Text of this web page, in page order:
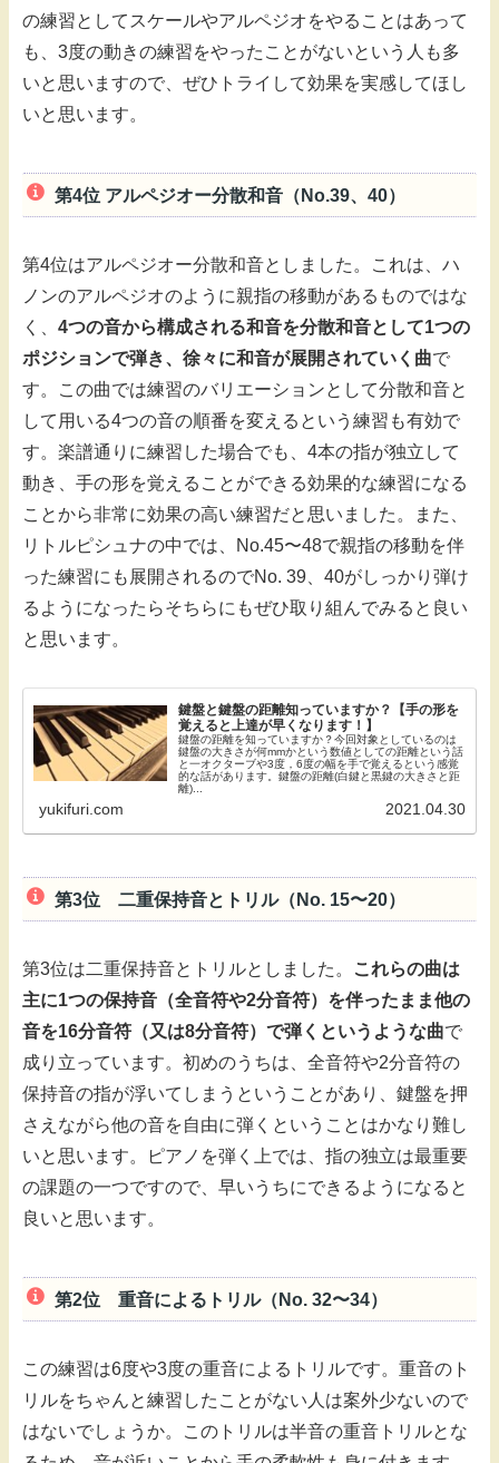
の練習としてスケールやアルペジオをやることはあって
も、3度の動きの練習をやったことがないという人も多
いと思いますので、ぜひトライして効果を実感してほし
いと思います。
第4位 アルペジオー分散和音（No.39、40）
第4位はアルペジオー分散和音としました。これは、ハ
ノンのアルペジオのように親指の移動があるものではな
く、 4つの音から構成される和音を分散和音として1つの
ポジションで弾き、徐々に和音が展開されていく曲で
す。この曲では練習のバリエーションとして分散和音と
して用いる4つの音の順番を変えるという練習も有効で
す。楽譜通りに練習した場合でも、4本の指が独立して
動き、手の形を覚えることができる効果的な練習になる
ことから非常に効果の高い練習だと思いました。また、
リトルピシュナの中では、No.45〜48で親指の移動を伴
った練習にも展開されるのでNo. 39、40がしっかり弾け
るようになったらそちらにもぜひ取り組んでみると良い
と思います。
鍵盤と鍵盤の距離知っていますか？【手の形を
覚えると上達が早くなります！】
鍵盤の距離を知っていますか？今回対象としているのは
鍵盤の大きさが何mmかという数値としての距離という話
と一オクターブや3度，6度の幅を手で覚えるという感覚
的な話があります。鍵盤の距離(白鍵と黒鍵の大きさと距
離)...
yukifuri.com 2021.04.30
第3位 二重保持音とトリル（No. 15〜20）
第3位は二重保持音とトリルとしました。
これらの曲は
主に1つの保持音（全音符や2分音符）を伴ったまま他の
音を16分音符（又は8分音符）で弾くというような曲で
成り立っています。初めのうちは、全音符や2分音符の
保持音の指が浮いてしまうということがあり、鍵盤を押
さえながら他の音を自由に弾くということはかなり難し
いと思います。ピアノを弾く上では、指の独立は最重要
の課題の一つですので、早いうちにできるようになると
良いと思います。
第2位 重音によるトリル（No. 32〜34）
この練習は6度や3度の重音によるトリルです。重音のト
リルをちゃんと練習したことがない人は案外少ないので
はないでしょうか。このトリルは半音の重音トリルとな